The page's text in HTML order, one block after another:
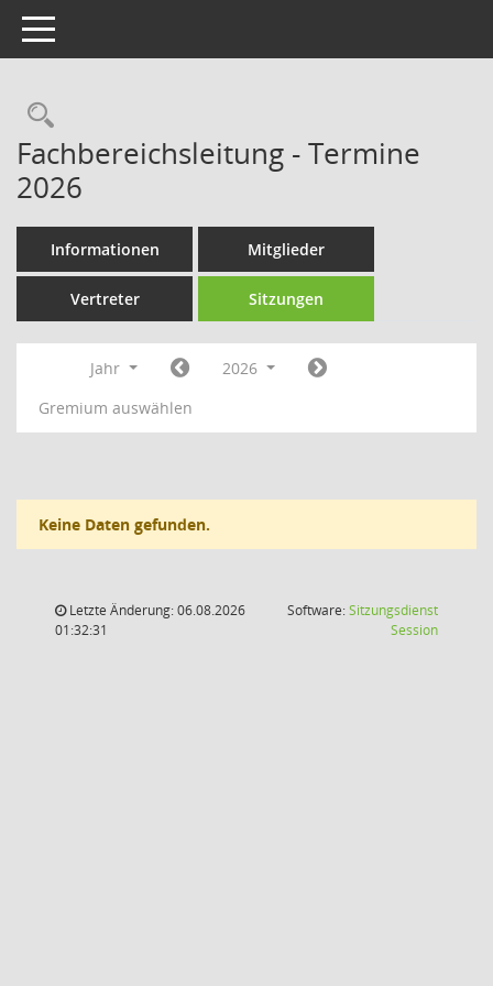
Toggle navigation
Rechercheauswahl
Fachbereichsleitung - Termine
2026
Informationen Mitglieder
Vertreter Sitzungen
Jahr
2026
Gremium auswählen
Keine Daten gefunden.
Letzte Änderung: 06.08.2026
01:32:31
Software:Sitzungsdienst
Session(Wird in